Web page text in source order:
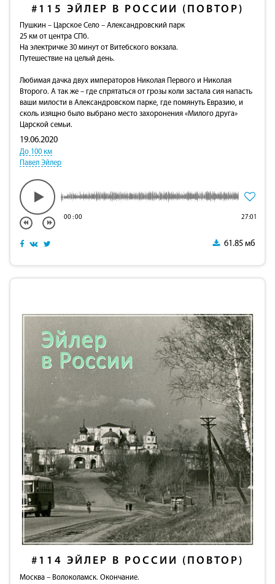
#115 ЭЙЛЕР В РОССИИ (ПОВТОР)
Пушкин – Царское Село – Александровский парк
25 км от центра СПб.
На электричке 30 минут от Витебского вокзала.
Путешествие на целый день.
Любимая дачка двух императоров Николая Первого и Николая
Второго. А так же – где спрятаться от грозы коли застала сия напасть
ваши милости в Александровском парке, где помянуть Евразию, и
сколь изящно было выбрано место захоронения «Милого друга»
Царской семьи.
19.06.2020
До 100 км
Павел Эйлер
00:00 27:01
61.85 мб
#114 ЭЙЛЕР В РОССИИ (ПОВТОР)
Москва – Волоколамск. Окончание.